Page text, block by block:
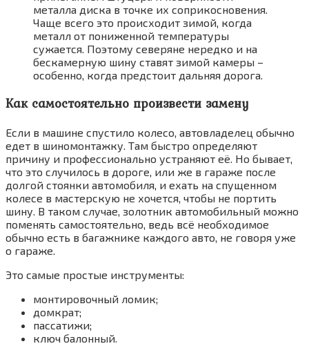
металла диска в точке их соприкосновения.
Чаще всего это происходит зимой, когда
металл от пониженной температуры
сужается. Поэтому северяне нередко и на
бескамерную шину ставят зимой камеры –
особенно, когда предстоит дальняя дорога.
Как самостоятельно произвести замену
Если в машине спустило колесо, автовладелец обычно
едет в шиномонтажку. Там быстро определяют
причину и профессионально устраняют её. Но бывает,
что это случилось в дороге, или же в гараже после
долгой стоянки автомобиля, и ехать на спущенном
колесе в мастерскую не хочется, чтобы не портить
шину. В таком случае, золотник автомобильный можно
поменять самостоятельно, ведь всё необходимое
обычно есть в багажнике каждого авто, не говоря уже
о гараже.
Это самые простые инструменты:
монтировочный ломик;
домкрат;
пассатижи;
ключ балонный.